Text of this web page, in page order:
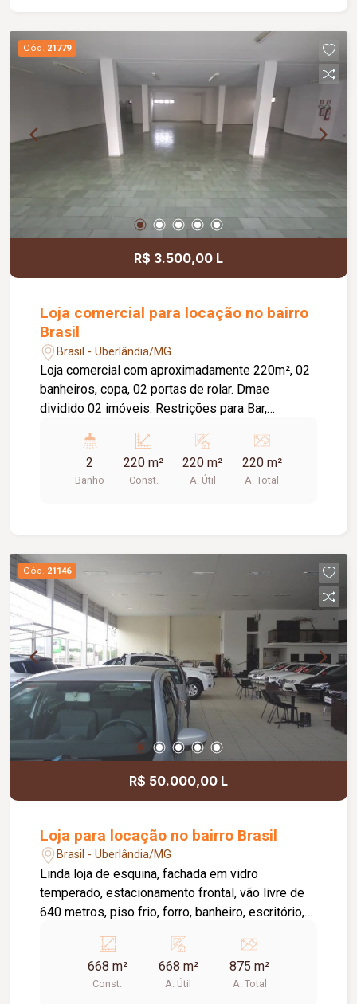
Cód. 21779
R$ 3.500,00 L
Loja comercial para locação no bairro
Brasil
Brasil - Uberlândia/MG
Loja comercial com aproximadamente 220m², 02
banheiros, copa, 02 portas de rolar. Dmae
dividido 02 imóveis. Restrições para Bar,
gás, banco.
2
Banho
220 m²
Const.
220 m²
A. Útil
220 m²
A. Total
Cód. 21146
R$ 50.000,00 L
Loja para locação no bairro Brasil
Brasil - Uberlândia/MG
Linda loja de esquina, fachada em vidro
temperado, estacionamento frontal, vão livre de
640 metros, piso frio, forro, banheiro, escritório,
668 m²
Const.
668 m²
A. Útil
875 m²
A. Total